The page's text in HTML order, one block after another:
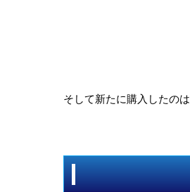
そして新たに購入したのは